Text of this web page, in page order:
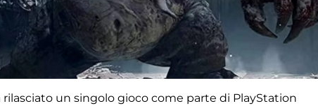
un singolo gioco come parte di PlayStation